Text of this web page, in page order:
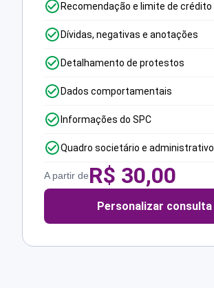
Recomendação e limite de crédito
Dívidas, negativas e anotações
Detalhamento de protestos
Dados comportamentais
Informações do SPC
Quadro societário e administrativo
A partir deR$ 30,00
Personalizar consulta